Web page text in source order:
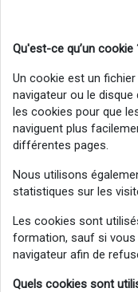
Qu'est-ce qu’un cookie
Un cookie est un
navigateur ou le
les cookies pour que
naviguent plus
différentes pages.
Nous utilisons
statistiques sur les
Les cookies sont
formation, sauf si vous
navigateur afin de
Quels cookies sont